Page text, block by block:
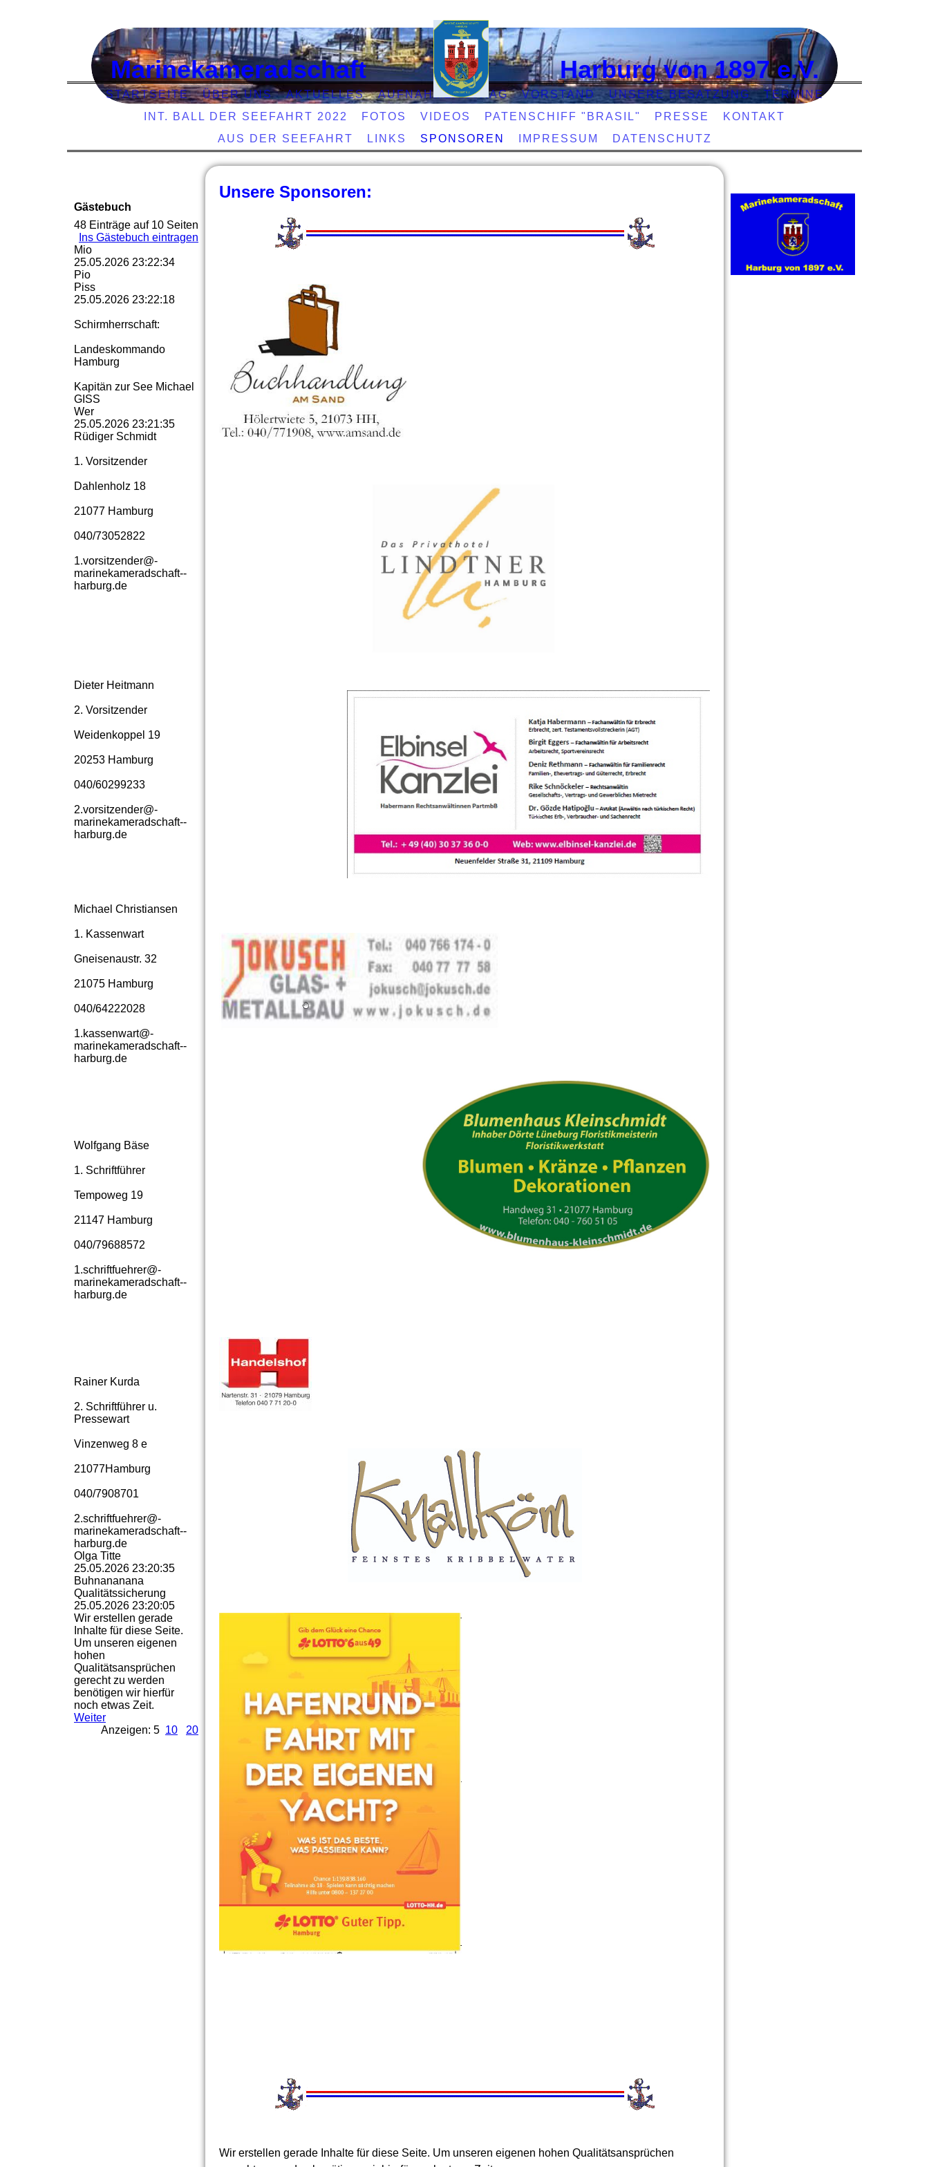
Marinekameradschaft Harburg von 1897 e.V.
STARTSEITE ÜBER UNS AKTUELLES AUFNAHMEANTRAG VORSTAND UNSERE BESATZUNG
TERMINE
INT. BALL DER SEEFAHRT 2022
FOTOS VIDEOS PATENSCHIFF "BRASIL" PRESSE
KONTAKT
AUS DER SEEFAHRT
LINKS SPONSOREN IMPRESSUM DATENSCHUTZ
Unsere Sponsoren:
Wir erstellen gerade Inhalte für diese Seite. Um unseren eigenen hohen Qualitätsansprüchen
Gästebuch
48 Einträge auf 10 Seiten
Ins Gästebuch eintragen
Mio
25.05.2026 23:22:34
Pio
Piss
25.05.2026 23:22:18
Schirmherrschaft:
Landeskommando
Hamburg
Kapitän zur See Michael
GISS
Wer
25.05.2026 23:21:35
Rüdiger Schmidt
1. Vorsitzender
Dahlenholz 18
21077 Hamburg
040/73052822
1.­vorsitzender@­
marinekameradschaft-­
harburg.­de
Dieter Heitmann
2. Vorsitzender
Weidenkoppel 19
20253 Hamburg
040/60299233
2.­vorsitzender@­
marinekameradschaft-­
harburg.­de
Michael Christiansen
1. Kassenwart
Gneisenaustr. 32
21075 Hamburg
040/64222028
1.­kassenwart@­
marinekameradschaft-­
harburg.­de
Wolfgang Bäse
1. Schriftführer
Tempoweg 19
21147 Hamburg
040/79688572
1.­schriftfuehrer@­
marinekameradschaft-­
harburg.­de
Rainer Kurda
2. Schriftführer u.
Pressewart
Vinzenweg 8 e
21077Hamburg
040/7908701
2.­schriftfuehrer@­
marinekameradschaft-­
harburg.­de
Olga Titte
25.05.2026 23:20:35
Buhnananana
Qualitätssicherung
25.05.2026 23:20:05
Wir erstellen gerade
Inhalte für diese Seite.
Um unseren eigenen
hohen
Qualitätsansprüchen
gerecht zu werden
benötigen wir hierfür
noch etwas Zeit.
Weiter
Anzeigen: 5 10 20